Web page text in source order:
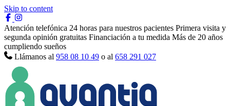
Skip to content
Atención telefónica 24 horas para nuestros pacientes Primera visita y
segunda opinión gratuitas Financiación a tu medida Más de 20 años
cumpliendo sueños
Llámanos al 958 08 10 49 o al 658 291 027